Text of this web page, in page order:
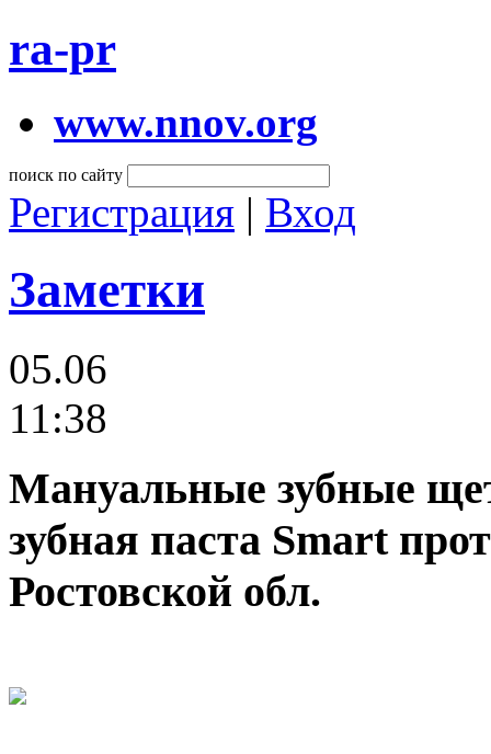
ra-pr
www.nnov.org
поиск по сайту
Регистрация | Вход
Заметки
05.06
11:38
Мануальные зубные
зубная паста Smart
Ростовской обл.